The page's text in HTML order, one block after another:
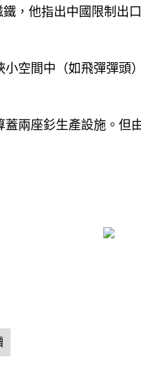
，他指出中國限制出
空間中（如飛彈彈頭
兩座釤生產設施。但